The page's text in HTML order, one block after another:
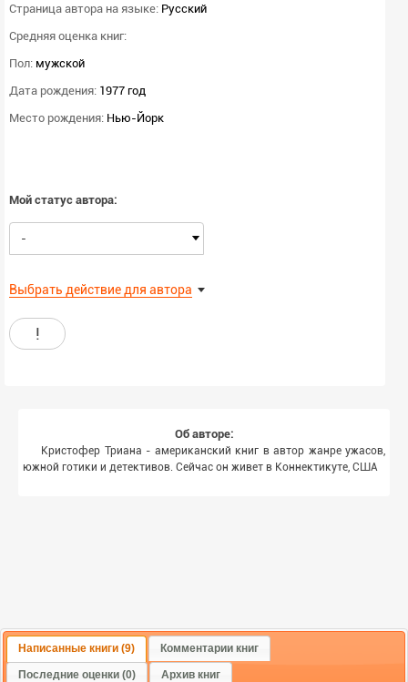
Страница автора на языке: Русский
Средняя оценка книг:
Пол: мужской
Дата рождения: 1977 год
Место рождения: Нью-Йорк
Мой статус автора:
-
Выбрать действие для автора
!
Об авторе:
Кристофер Триана - американский книг в автор жанре ужасов,
южной готики и детективов. Сейчас он живет в Коннектикуте, США
Написанные книги (9) Комментарии книг
Последние оценки (0) Архив книг